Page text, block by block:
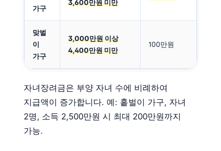
가구
3,600만원 미만
맞벌
이
가구
3,000만원 이상
4,400만원 미만
100만원
자녀장려금은 부양 자녀 수에 비례하여
지급액이 증가합니다. 예: 홑벌이 가구, 자녀
2명, 소득 2,500만원 시 최대 200만원까지
가능.